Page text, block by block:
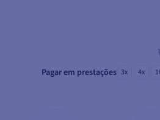
Pagar em prestações 3x 4x